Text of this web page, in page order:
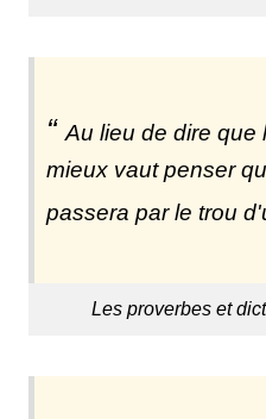
Au lieu de dire que
mieux vaut penser
passera par le trou
Les proverbes et